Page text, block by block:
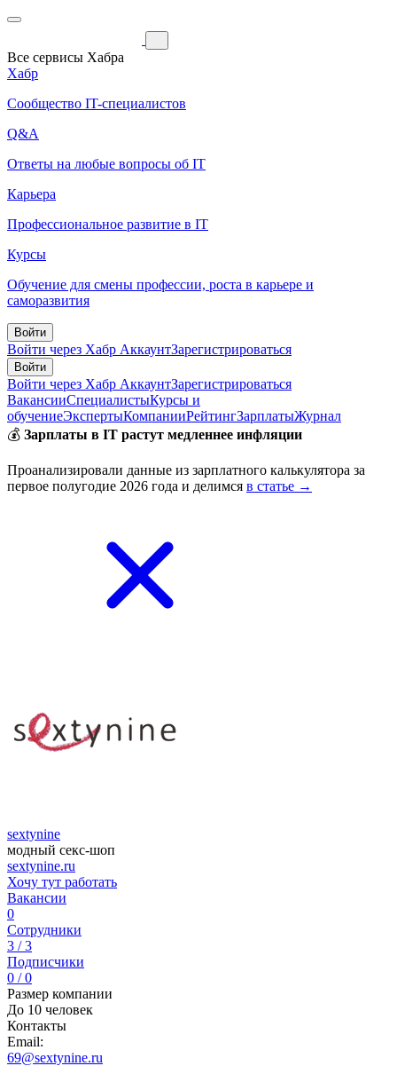
Все сервисы Хабра
Хабр
Сообщество IT-специалистов
Q&A
Ответы на любые вопросы об IT
Карьера
Профессиональное развитие в IT
Курсы
Обучение для смены профессии, роста в карьере и
саморазвития
Войти
Войти через Хабр АккаунтЗарегистрироваться
Войти
Войти через Хабр АккаунтЗарегистрироваться
ВакансииСпециалистыКурсы и
обучениеЭкспертыКомпанииРейтингЗарплатыЖурнал
💰 Зарплаты в IT растут медленнее инфляции
Проанализировали данные из зарплатного калькулятора за
первое полугодие 2026 года и делимся в статье →
sextynine
модный секс-шоп
sextynine.ru
Хочу тут работать
Вакансии
0
Сотрудники
3 / 3
Подписчики
0 / 0
Размер компании
До 10 человек
Контакты
Email:
69@sextynine.ru